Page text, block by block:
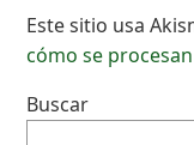
Este sitio usa
cómo se
Buscar